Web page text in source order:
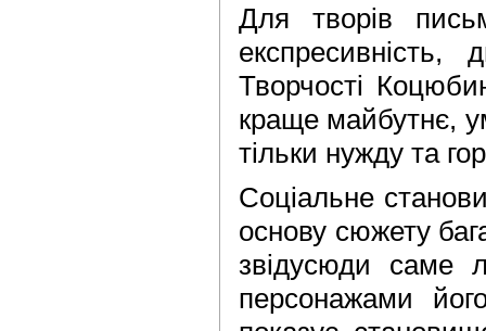
Для творів
експресивність,
Творчості
краще майбутнє,
тільки нужду та
Соціальне
основу сюжету
звідусюди саме
персонажами